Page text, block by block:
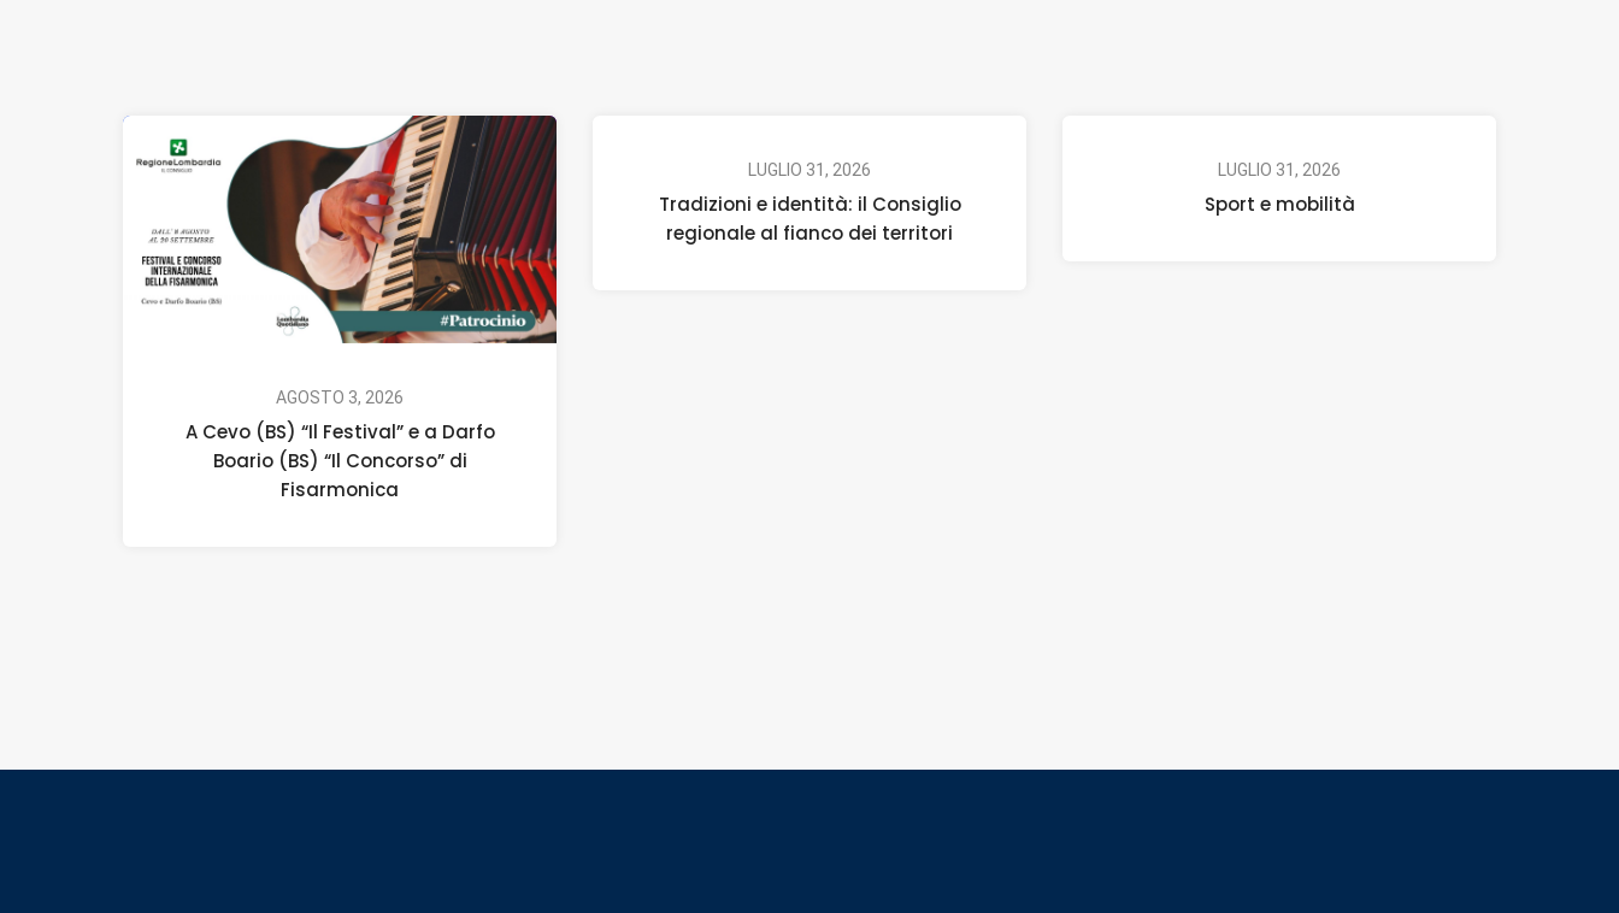
AGOSTO 3, 2026
A Cevo (BS) “Il Festival” e a Darfo
Boario (BS) “Il Concorso” di
Fisarmonica
LUGLIO 31, 2026
Tradizioni e identità: il Consiglio
regionale al fianco dei territori
LUGLIO 31, 2026
Sport e mobilità